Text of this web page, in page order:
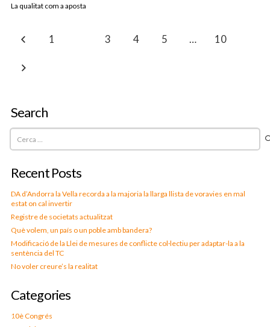
La qualitat com a aposta
1 3 4 5 … 10
Search
Cerca:
Recent Posts
DA d’Andorra la Vella recorda a la majoria la llarga llista de voravies en mal
estat on cal invertir
Registre de societats actualitzat
Què volem, un país o un poble amb bandera?
Modificació de la Llei de mesures de conflicte col·lectiu per adaptar-la a la
sentència del TC
No voler creure’s la realitat
Categories
10è Congrés